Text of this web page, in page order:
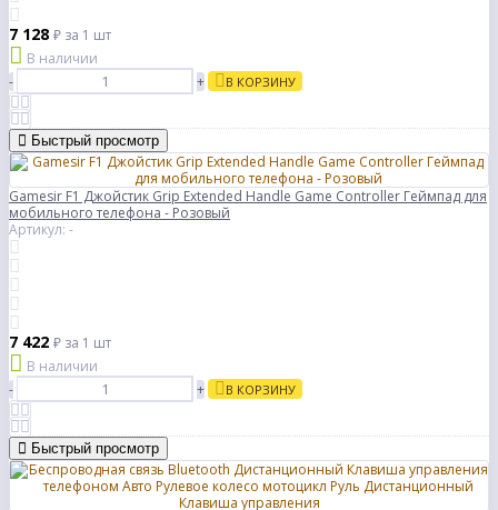
7 128 ₽ за 1 шт
В наличии
-
+ В КОРЗИНУ
Быстрый просмотр
Gamesir F1 Джойстик Grip Extended Handle Game Controller Геймпад для
мобильного телефона - Розовый
Артикул: -
7 422 ₽ за 1 шт
В наличии
-
+ В КОРЗИНУ
Быстрый просмотр